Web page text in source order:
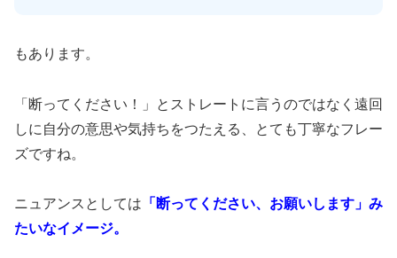
もあります。
「断ってください！」とストレートに言うのではなく遠回
しに自分の意思や気持ちをつたえる、とても丁寧なフレー
ズですね。
ニュアンスとしては 「断ってください、お願いします」み
たいなイメージ。